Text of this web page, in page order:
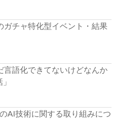
ガチャ特化型イベント・結果
言語化できてないけどなんか
AI技術に関する取り組みにつ